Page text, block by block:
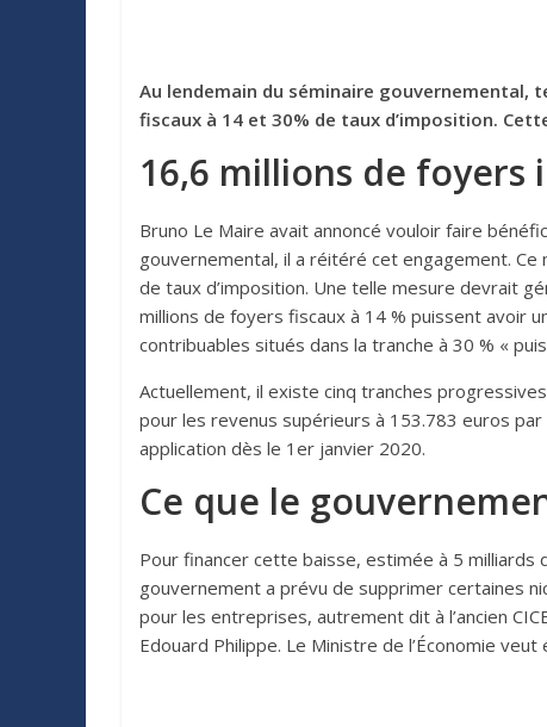
Au lendemain du séminaire gouvernemental,
fiscaux à 14 et 30% de taux d’imposition.
16,6 millions de foyers
Bruno Le Maire avait annoncé vouloir faire
gouvernemental, il a réitéré cet engagement. Ce
de taux d’imposition. Une telle mesure devrait
millions de foyers fiscaux à 14 % puissent avoir
contribuables situés dans la tranche à 30 % «
Actuellement, il existe cinq tranches
pour les revenus supérieurs à 153.783 euros
application dès le 1er janvier 2020.
Ce que le
Pour financer cette baisse, estimée à 5 milliards
gouvernement a prévu de supprimer certaines
pour les entreprises, autrement dit à l’ancien
Edouard Philippe. Le Ministre de l’Économie